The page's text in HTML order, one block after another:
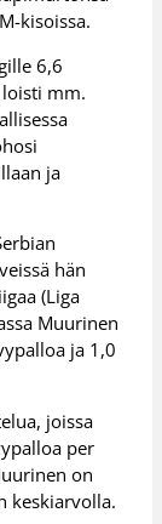
kisoissa.
6,6
mm.
ja
hän
(Liga
Muurinen
ja 1,0
joissa
per
on
keskiarvolla.